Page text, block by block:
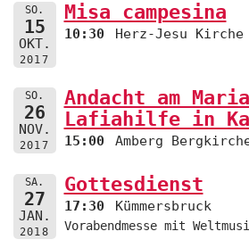
SO.
15
OKT.
2017
Misa campesina
10:30 Herz-Jesu
SO.
26
NOV.
2017
Andacht am
Lafiahilfe in
15:00 Amberg
SA.
27
JAN.
2018
Gottesdienst
17:30 Kümmersbruck
Vorabendmesse mit